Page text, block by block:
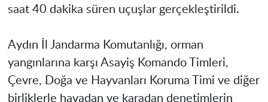
saat 40 dakika süren uçuşlar gerçekleştirildi.
Aydın İl Jandarma Komutanlığı, orman
yangınlarına karşı Asayiş Komando Timleri,
Çevre, Doğa ve Hayvanları Koruma Timi ve diğer
birliklerle havadan ve karadan denetimlerin